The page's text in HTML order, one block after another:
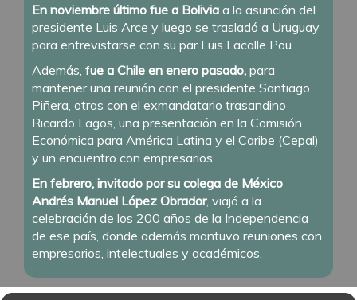
En noviembre último fue a Bolivia a la asunción del
presidente Luis Arce y luego se trasladó a Uruguay
para entrevistarse con su par Luis Lacalle Pou.
Además, fue a Chile en enero pasado, para
mantener una reunión con el presidente Santiago
Piñera, otras con el exmandatario trasandino
Ricardo Lagos, una presentación en la Comisión
Económica para América Latina y el Caribe (Cepal)
y un encuentro con empresarios.
En febrero, invitado por su colega de México
Andrés Manuel López Obrador, viajó a la
celebración de los 200 años de la Independencia
de ese país, donde además mantuvo reuniones con
empresarios, intelectuales y académicos.